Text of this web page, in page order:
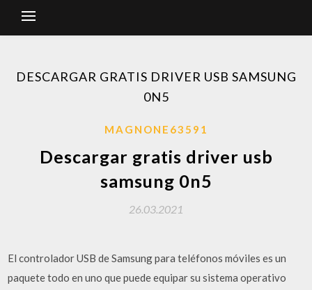
DESCARGAR GRATIS DRIVER USB SAMSUNG
0N5
MAGNONE63591
Descargar gratis driver usb
samsung 0n5
26.03.2021
El controlador USB de Samsung para teléfonos móviles es un
paquete todo en uno que puede equipar su sistema operativo